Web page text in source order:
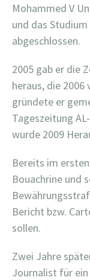
Mohammed V
und das
abgeschlossen.
2005 gab er die
heraus, die
gründete er
Tageszeitung
wurde 2009
Bereits im
Bouachrine und
Bericht bzw.
sollen.
Zwei Jahre
Journalist für